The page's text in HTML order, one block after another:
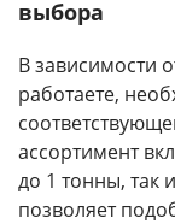
выбора
В зависимости
работаете,
ассортимент
до 1 тонны, так
позволяет